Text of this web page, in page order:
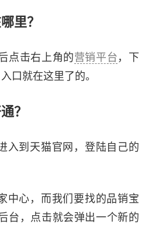
里？
点击右上角的营销平台 ，下
口就在这里了的。
？
入到天猫官网，登陆自己的
中心，而我们要找的品销宝
台，点击就会弹出一个新的